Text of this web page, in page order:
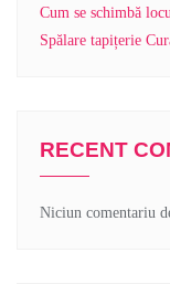
Cum se schimbă
Spălare tapițerie
RECENT
Niciun comentariu